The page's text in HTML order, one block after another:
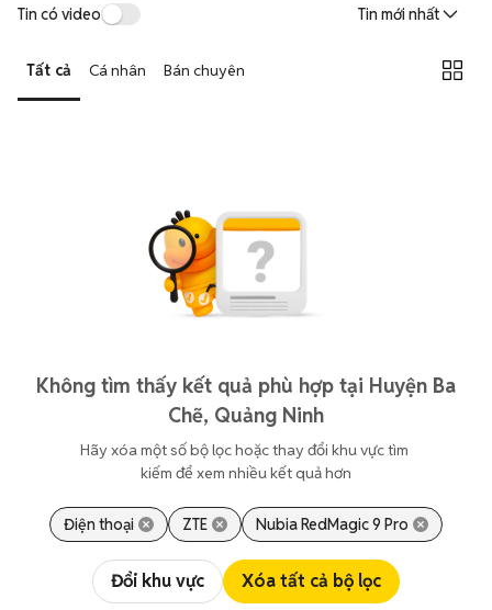
Tin có video Tin mới nhất
Tất cả Cá nhân Bán chuyên
Không tìm thấy kết quả phù hợp tại Huyện Ba
Chẽ, Quảng Ninh
Hãy xóa một số bộ lọc hoặc thay đổi khu vực tìm
kiếm để xem nhiều kết quả hơn
Điện thoại ZTE Nubia RedMagic 9 Pro
Đổi khu vực Xóa tất cả bộ lọc